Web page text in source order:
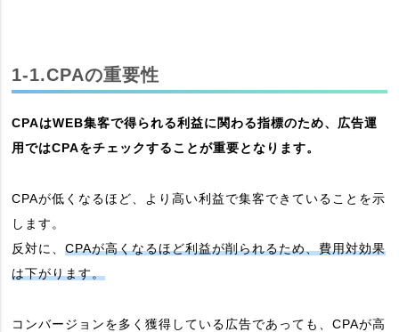
1-1.CPAの重要性
CPAはWEB集客で得られる利益に関わる指標のため、広告運
用ではCPAをチェックすることが重要となります。
CPAが低くなるほど、より高い利益で集客できていることを示
します。
反対に、CPAが高くなるほど利益が削られるため、費用対効果
は下がります。
コンバージョンを多く獲得している広告であっても、CPAが高